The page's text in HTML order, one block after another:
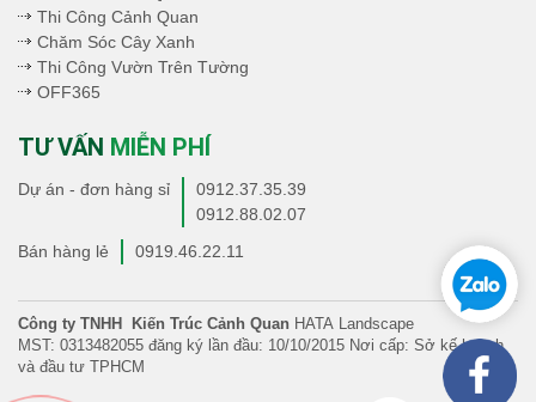
Thi Công Cảnh Quan
Chăm Sóc Cây Xanh
Thi Công Vườn Trên Tường
OFF365
TƯ VẤN MIỄN PHÍ
Dự án - đơn hàng sỉ
0912.37.35.39
0912.88.02.07
Bán hàng lẻ
0919.46.22.11
Công ty TNHH Kiến Trúc Cảnh Quan HATA Landscape
MST: 0313482055 đăng ký lần đầu: 10/10/2015 Nơi cấp: Sở kế hoạch
và đầu tư TPHCM